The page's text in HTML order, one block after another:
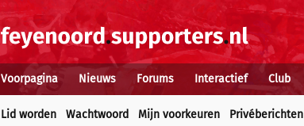
Voorpagina Nieuws Forums Interactief Club
Lid worden Wachtwoord Mijn voorkeuren Privéberichten